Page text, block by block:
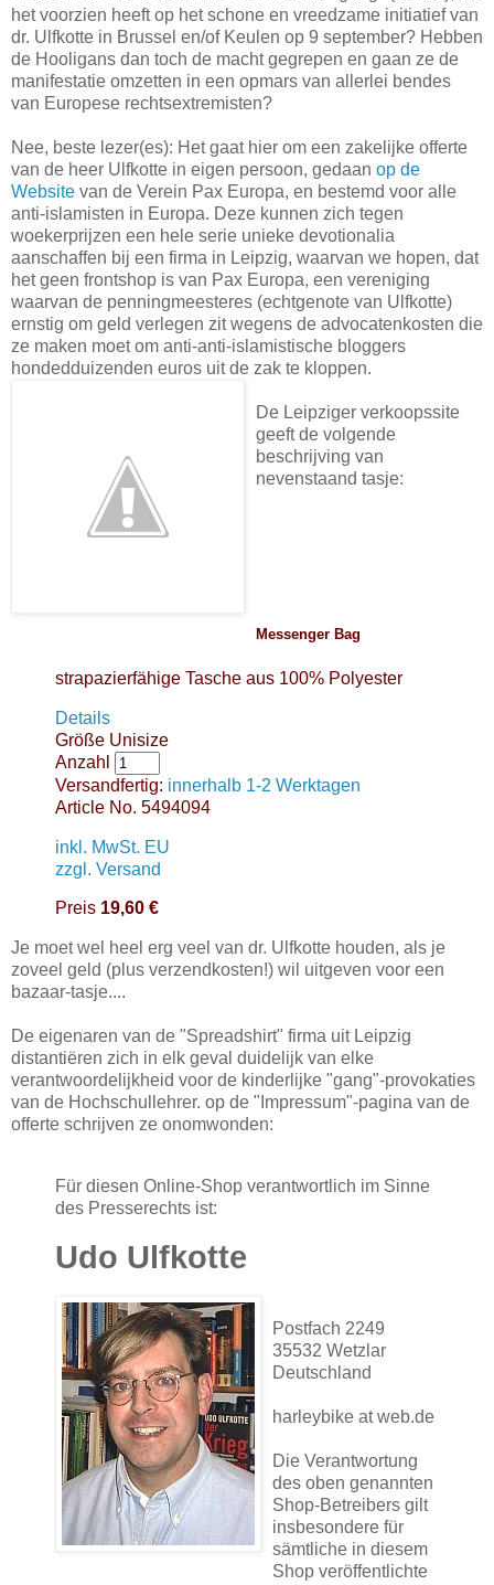
het voorzien heeft op het schone en vreedzame initiatief van
dr. Ulfkotte in Brussel en/of Keulen op 9 september? Hebben
de Hooligans dan toch de macht gegrepen en gaan ze de
manifestatie omzetten in een opmars van allerlei bendes
van Europese rechtsextremisten?
Nee, beste lezer(es): Het gaat hier om een zakelijke offerte
van de heer Ulfkotte in eigen persoon, gedaan op de
Website van de Verein Pax Europa, en bestemd voor alle
anti-islamisten in Europa. Deze kunnen zich tegen
woekerprijzen een hele serie unieke devotionalia
aanschaffen bij een firma in Leipzig, waarvan we hopen, dat
het geen frontshop is van Pax Europa, een vereniging
waarvan de penningmeesteres (echtgenote van Ulfkotte)
ernstig om geld verlegen zit wegens de advocatenkosten die
ze maken moet om anti-anti-islamistische bloggers
hondedduizenden euros uit de zak te kloppen.
De Leipziger verkoopssite
geeft de volgende
beschrijving van
nevenstaand tasje:
Messenger Bag
strapazierfähige Tasche aus 100% Polyester
Details
Größe Unisize
Anzahl
Versandfertig: innerhalb 1-2 Werktagen
Article No. 5494094
inkl. MwSt. EU
zzgl. Versand
Preis 19,60 €
Je moet wel heel erg veel van dr. Ulfkotte houden, als je
zoveel geld (plus verzendkosten!) wil uitgeven voor een
bazaar-tasje....
De eigenaren van de "Spreadshirt" firma uit Leipzig
distantiëren zich in elk geval duidelijk van elke
verantwoordelijkheid voor de kinderlijke "gang"-provokaties
van de Hochschullehrer. op de "Impressum"-pagina van de
offerte schrijven ze onomwonden:
Für diesen Online-Shop verantwortlich im Sinne
des Presserechts ist:
Udo Ulfkotte
Postfach 2249
35532 Wetzlar
Deutschland
harleybike atweb.de
Die Verantwortung
des oben genannten
Shop-Betreibers gilt
insbesondere für
sämtliche in diesem
Shop veröffentlichte